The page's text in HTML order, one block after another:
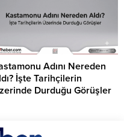
Adını Nereden
İşte Tarihçilerin
Durduğu Görüşler